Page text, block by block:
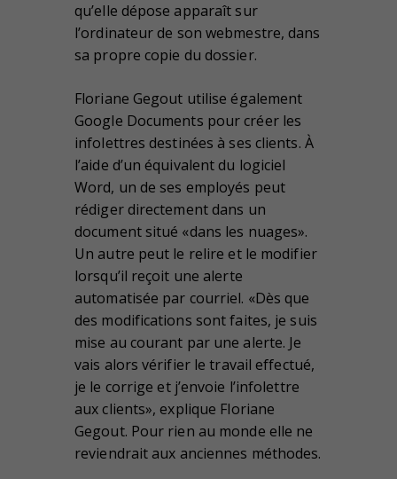
qu’elle dépose apparaît sur
l’ordinateur de son webmestre, dans
sa propre copie du dossier.
Floriane Gegout utilise également
Google Documents pour créer les
infolettres destinées à ses clients. À
l’aide d’un équivalent du logiciel
Word, un de ses employés peut
rédiger directement dans un
document situé «dans les nuages».
Un autre peut le relire et le modifier
lorsqu’il reçoit une alerte
automatisée par courriel. «Dès que
des modifications sont faites, je suis
mise au courant par une alerte. Je
vais alors vérifier le travail effectué,
je le corrige et j’envoie l’infolettre
aux clients», explique Floriane
Gegout. Pour rien au monde elle ne
reviendrait aux anciennes méthodes.